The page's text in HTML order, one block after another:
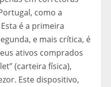
como a
é a primeira
e mais crítica, é
ativos comprados
(carteira física),
Este dispositivo,